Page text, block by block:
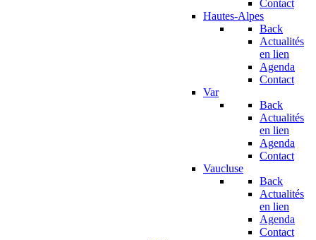
Contact
Hautes-Alpes
Back
Actualités
en lien
Agenda
Contact
Var
Back
Actualités
en lien
Agenda
Contact
Vaucluse
Back
Actualités
en lien
Agenda
Contact